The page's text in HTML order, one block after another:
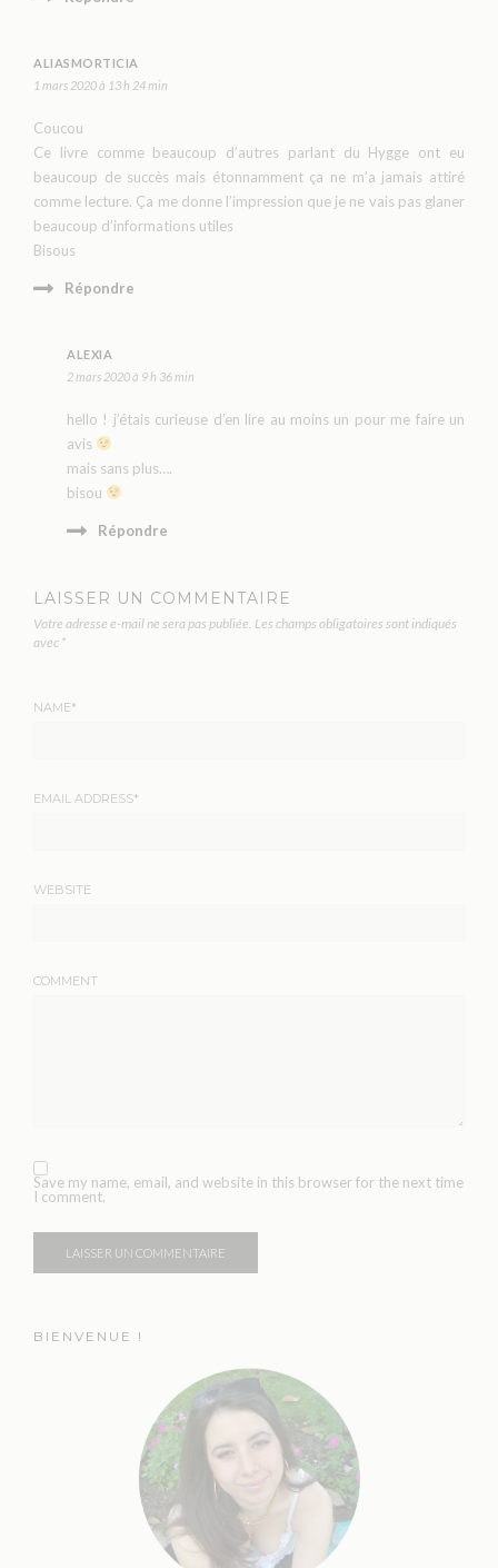
ALIASMORTICIA
1 mars 2020 à 13 h 24 min
Coucou
Ce livre comme beaucoup d’autres parlant du Hygge ont eu
beaucoup de succès mais étonnamment ça ne m’a jamais attiré
comme lecture. Ça me donne l’impression que je ne vais pas glaner
beaucoup d’informations utiles
Bisous
Répondre
ALEXIA
2 mars 2020 à 9 h 36 min
hello ! j’étais curieuse d’en lire au moins un pour me faire un
avis
mais sans plus….
bisou
Répondre
LAISSER UN COMMENTAIRE
Votre adresse e-mail ne sera pas publiée. Les champs obligatoires sont indiqués
avec *
NAME*
EMAIL ADDRESS*
WEBSITE
COMMENT
Save my name, email, and website in this browser for the next time
I comment.
BIENVENUE !